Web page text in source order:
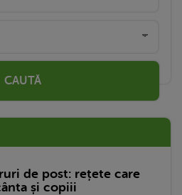
CAUTĂ
de post: rețete care
și copiii